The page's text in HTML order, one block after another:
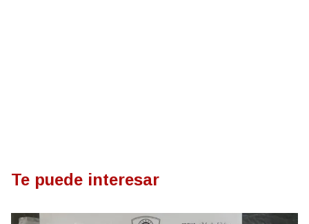
Te puede interesar